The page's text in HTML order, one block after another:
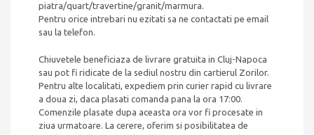
piatra/quart/travertine/granit/marmura.
Pentru orice intrebari nu ezitati sa ne contactati pe email
sau la telefon.
Chiuvetele beneficiaza de livrare gratuita in Cluj-Napoca
sau pot fi ridicate de la sediul nostru din cartierul Zorilor.
Pentru alte localitati, expediem prin curier rapid cu livrare
a doua zi, daca plasati comanda pana la ora 17:00.
Comenzile plasate dupa aceasta ora vor fi procesate in
ziua urmatoare. La cerere, oferim si posibilitatea de